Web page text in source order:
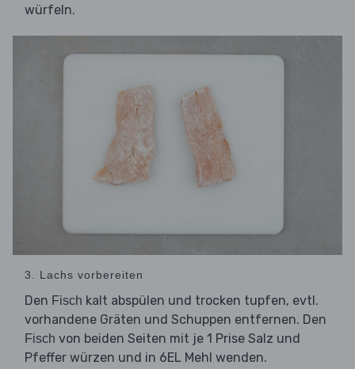
würfeln.
3. Lachs vorbereiten
Den Fisch kalt abspülen und trocken tupfen, evtl.
vorhandene Gräten und Schuppen entfernen. Den
Fisch von beiden Seiten mit je 1 Prise Salz und
Pfeffer würzen und in 6EL Mehl wenden.